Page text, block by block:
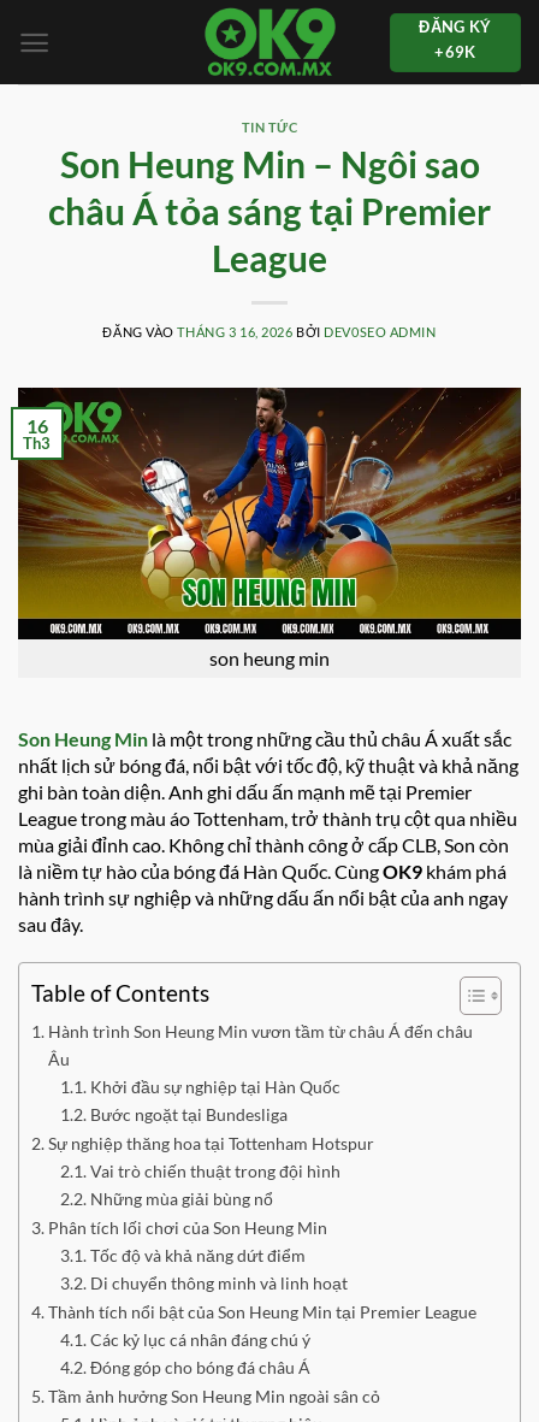
qua
ĐĂNG KÝ
+69K
TIN TỨC
Son Heung Min – Ngôi sao
châu Á tỏa sáng tại Premier
League
ĐĂNG VÀOTHÁNG 3 16, 2026 BỞI DEV0SEO ADMIN
son heung min
16
Th3
Son Heung Min là một trong những cầu thủ châu Á xuất sắc
nhất lịch sử bóng đá, nổi bật với tốc độ, kỹ thuật và khả năng
ghi bàn toàn diện. Anh ghi dấu ấn mạnh mẽ tại Premier
League trong màu áo Tottenham, trở thành trụ cột qua nhiều
mùa giải đỉnh cao. Không chỉ thành công ở cấp CLB, Son còn
là niềm tự hào của bóng đá Hàn Quốc. CùngOK9 khám phá
hành trình sự nghiệp và những dấu ấn nổi bật của anh ngay
sau đây.
Table of Contents
Hành trình Son Heung Min vươn tầm từ châu Á đến châu
Âu
Khởi đầu sự nghiệp tại Hàn Quốc
Bước ngoặt tại Bundesliga
Sự nghiệp thăng hoa tại Tottenham Hotspur
Vai trò chiến thuật trong đội hình
Những mùa giải bùng nổ
Phân tích lối chơi của Son Heung Min
Tốc độ và khả năng dứt điểm
Di chuyển thông minh và linh hoạt
Thành tích nổi bật của Son Heung Min tại Premier League
Các kỷ lục cá nhân đáng chú ý
Đóng góp cho bóng đá châu Á
Tầm ảnh hưởng Son Heung Min ngoài sân cỏ